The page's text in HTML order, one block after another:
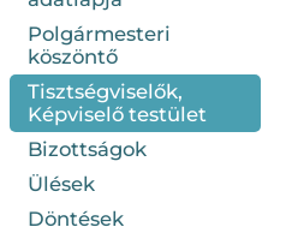
Polgármesteri
köszöntő
Tisztségviselők,
Képviselő testület
Bizottságok
Ülések
Döntések